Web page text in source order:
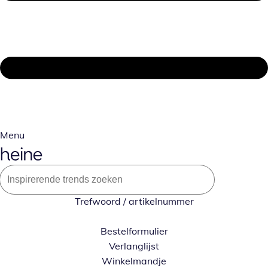
Menu
Trefwoord / artikelnummer
Bestelformulier
Verlanglijst
Winkelmandje